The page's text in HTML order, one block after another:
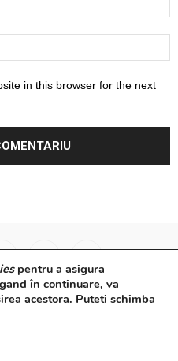
in this browser for the next
Interviuri
Video
pentru a asigura
în continuare, va
acestora. Puteti schimba